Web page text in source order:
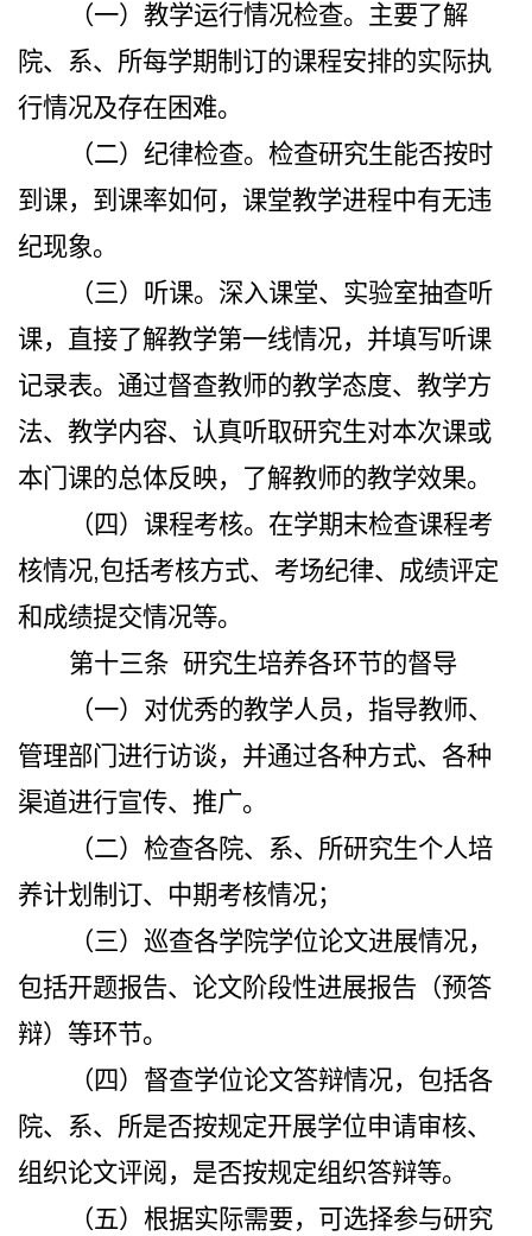
（一）教学运行情况检查。主要了解
院、系、所每学期制订的课程安排的实际执
行情况及存在困难。
（二）纪律检查。检查研究生能否按时
到课，到课率如何，课堂教学进程中有无违
纪现象。
（三）听课。深入课堂、实验室抽查听
课，直接了解教学第一线情况，并填写听课
记录表。通过督查教师的教学态度、教学方
法、教学内容、认真听取研究生对本次课或
本门课的总体反映，了解教师的教学效果。
（四）课程考核。在学期末检查课程考
核情况,包括考核方式、考场纪律、成绩评定
和成绩提交情况等。
第十三条研究生培养各环节的督导
（一）对优秀的教学人员，指导教师、
管理部门进行访谈，并通过各种方式、各种
渠道进行宣传、推广。
（二）检查各院、系、所研究生个人培
养计划制订、中期考核情况；
（三）巡查各学院学位论文进展情况，
包括开题报告、论文阶段性进展报告（预答
辩）等环节。
（四）督查学位论文答辩情况，包括各
院、系、所是否按规定开展学位申请审核、
组织论文评阅，是否按规定组织答辩等。
（五）根据实际需要，可选择参与研究